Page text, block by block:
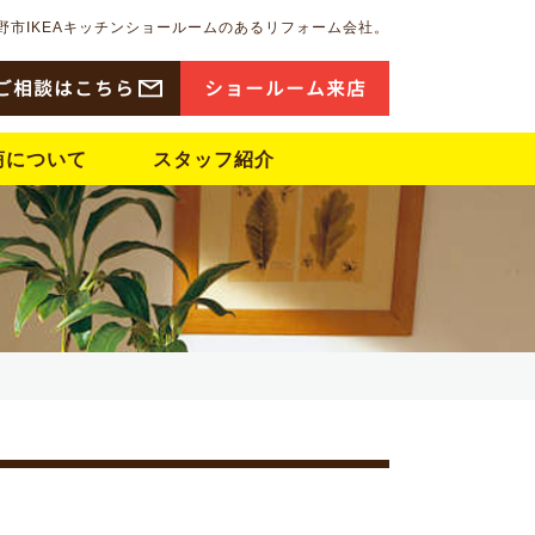
IKEAキッチンショールームのあるリフォーム会社。
相談はこちら ショ ールーム来店
について スタッフ紹介